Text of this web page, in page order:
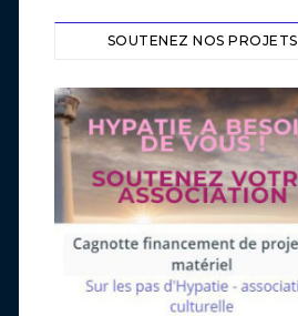
SOUTENEZ NOS PROJETS